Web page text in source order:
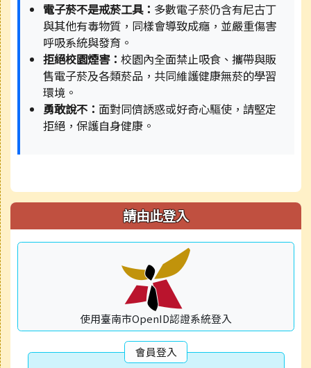
電子菸不是戒菸工具： 多數電子菸仍含有尼古丁
與其他有毒物質，同樣會導致成癮，並嚴重傷害
呼吸系統與發育。
拒絕校園煙害：校園內全面禁止吸食、攜帶與販
售電子菸及各類菸品，共同維護健康無菸的學習
環境。
勇敢說不： 面對同儕誘惑或好奇心驅使，請堅定
拒絕，保護自身健康。
請由此登入
使用臺南市OpenID認證系統登入
會員登入